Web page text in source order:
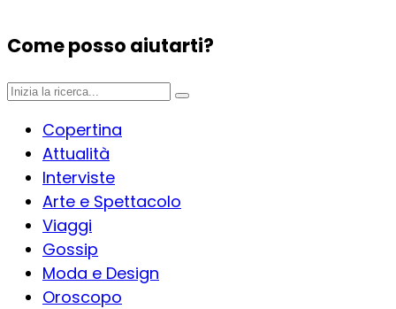
Come posso aiutarti?
Copertina
Attualità
Interviste
Arte e Spettacolo
Viaggi
Gossip
Moda e Design
Oroscopo